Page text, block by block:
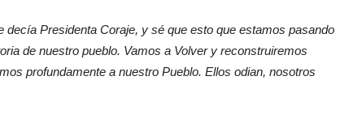
decía Presidenta Coraje, y sé que esto que estamos pasando
de nuestro pueblo. Vamos a Volver y reconstruiremos
profundamente a nuestro Pueblo. Ellos odian, nosotros